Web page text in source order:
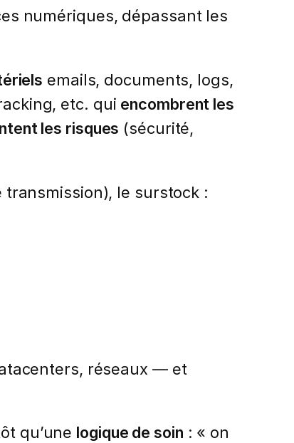
numériques, dépassant les
emails, documents, logs,
etc. qui encombrent les
les risques (sécurité,
le surstock :
réseaux — et
qu’une logique de soin : « on